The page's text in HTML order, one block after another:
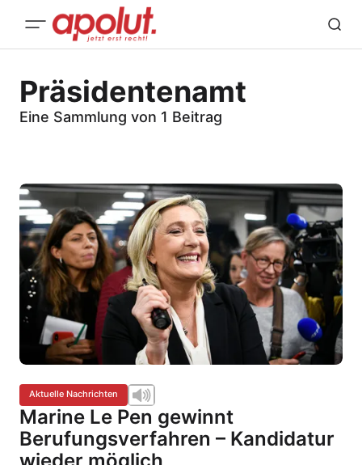
Präsidentenamt
Eine Sammlung von 1 Beitrag
Aktuelle Nachrichten
Marine Le Pen gewinnt
Berufungsverfahren – Kandidatur
wieder möglich